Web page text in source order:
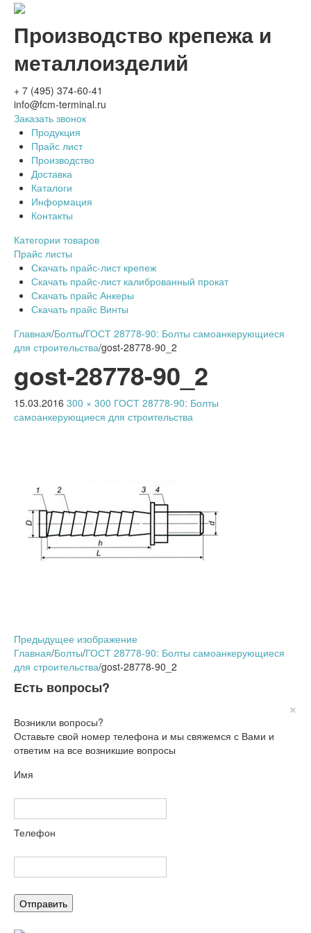
Производство крепежа и
металлоизделий
+ 7 (495) 374-60-41
info@fcm-terminal.ru
Заказать звонок
Продукция
Прайс лист
Производство
Доставка
Каталоги
Информация
Контакты
Категории товаров
Прайс листы
Скачать прайс-лист крепеж
Скачать прайс-лист калиброванный прокат
Скачать прайс Анкеры
Скачать прайс Винты
Главная/Болты/ГОСТ 28778-90: Болты самоанкерующиеся
для строительства/gost-28778-90_2
gost-28778-90_2
15.03.2016 300 × 300 ГОСТ 28778-90: Болты
самоанкерующиеся для строительства
Предыдущее изображение
Главная/Болты/ГОСТ 28778-90: Болты самоанкерующиеся
для строительства/gost-28778-90_2
Есть вопросы?
×
Возникли вопросы?
Оставьте свой номер телефона и мы свяжемся с Вами и
ответим на все возникшие вопросы
Имя
Телефон